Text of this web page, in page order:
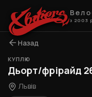
з 2003
Назад
КУПЛЮ
Дьорт/фрірайд
Львів